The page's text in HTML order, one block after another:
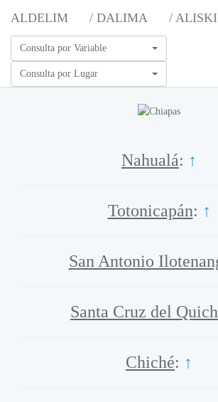
ALDELIM / DALIMA / ALISKI
Consulta por Variable
Consulta por Lugar
Nahualá: ↑
Totonicapán: ↑
San Antonio
Santa Cruz del
Chiché: ↑